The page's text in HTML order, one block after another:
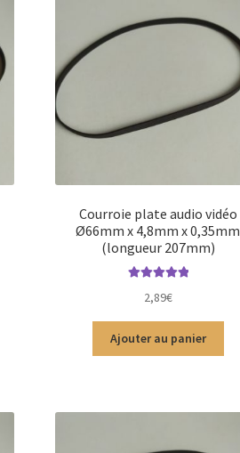
Courroie plate audio vidéo
Ø66mm x 4,8mm x 0,35mm
(longueur 207mm)
5
2,89€
Ajouter au panier